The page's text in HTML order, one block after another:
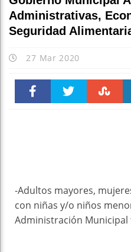
Administrativas,
Seguridad
27 Mar 2020
-Adultos mayores,
con niñas y/o niños
Administración Municipal